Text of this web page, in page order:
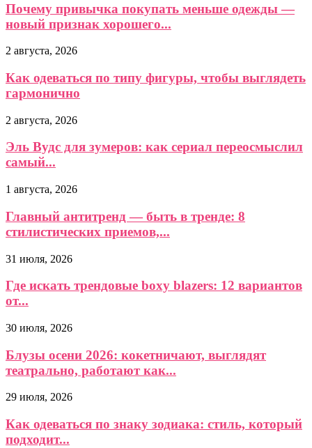
Почему привычка покупать меньше одежды —
новый признак хорошего...
2 августа, 2026
Как одеваться по типу фигуры, чтобы выглядеть
гармонично
2 августа, 2026
Эль Вудс для зумеров: как сериал переосмыслил
самый...
1 августа, 2026
Главный антитренд — быть в тренде: 8
стилистических приемов,...
31 июля, 2026
Где искать трендовые boxy blazers: 12 вариантов
от...
30 июля, 2026
Блузы осени 2026: кокетничают, выглядят
театрально, работают как...
29 июля, 2026
Как одеваться по знаку зодиака: стиль, который
подходит...